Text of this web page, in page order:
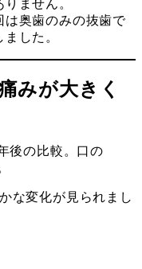
ません。
は奥歯のみの抜歯で
した。
みが大きく
な変化が見られまし